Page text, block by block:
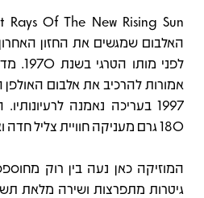
האלבום שמגשים את החזון
לפני
אמורות להרכיב את אלבום האולפן
1997 בעריכה נאמנה
180 גרם מעניקה חוויית צליל חדה ואספנית במיוחד.
המוזיקה כאן נעה בין רוק
גיטרות מתפרצות ושירה מלאת